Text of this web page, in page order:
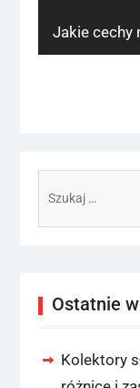
Next
post:
Jakie cechy
Ostatnie
Kolektory